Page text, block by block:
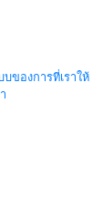
ของการที่เราให้